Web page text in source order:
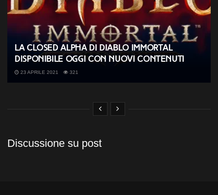
La closed alpha di Diablo Immortal
disponibile oggi con nuovi contenuti
23 APRILE 2021 321
Discussione su post